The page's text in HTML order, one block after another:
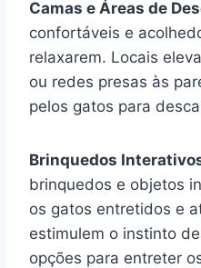
Camas e Áreas de
confortáveis e
relaxarem. Locais
ou redes presas às
pelos gatos para
Brinquedos
brinquedos e objetos
os gatos entretidos e
estimulem o instinto
opções para entreter